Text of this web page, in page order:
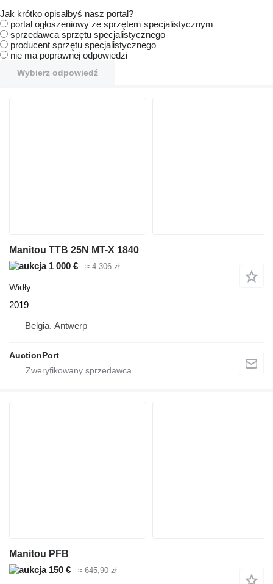
Jak krótko opisałbyś nasz portal?
portal ogłoszeniowy ze sprzętem specjalistycznym
sprzedawca sprzętu specjalistycznego
producent sprzętu specjalistycznego
nie ma poprawnej odpowiedzi
Wybierz odpowiedź
Manitou TTB 25N MT-X 1840
1 000 €
≈ 4 306 zł
Widły
2019
Belgia, Antwerp
AuctionPort
Manitou PFB
150 €
≈ 645,90 zł